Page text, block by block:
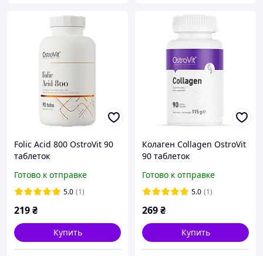
Folic Acid 800 OstroVit 90
таблеток
Готово к отправке
5.0 (1)
219₴
Купить
Колаген Collagen OstroVit
90 таблеток
Готово к отправке
5.0 (1)
269₴
Купить